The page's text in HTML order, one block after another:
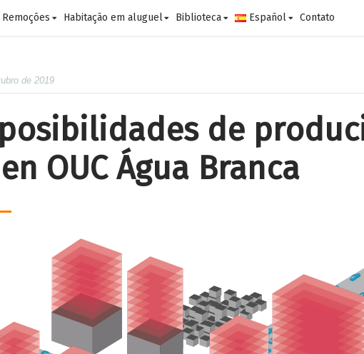
Habitação em aluguel Biblioteca Español Contato
de 2019
de
OUC Água Branca